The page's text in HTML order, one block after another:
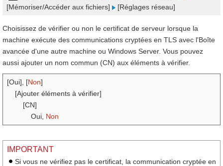
[Mémoriser/Accéder aux fichiers]
[Réglages réseau]
Choisissez de vérifier ou non le certificat de serveur lorsque la
machine exécute des communications cryptées en TLS avec l'Boîte
avancée d'une autre machine ou Windows Server. Vous pouvez
aussi ajouter un nom commun (CN) aux éléments à vérifier.
[Oui], [Non]
[Ajouter éléments à vérifier]
[CN]
Oui, Non
IMPORTANT
Si vous ne vérifiez pas le certificat, la communication cryptée en